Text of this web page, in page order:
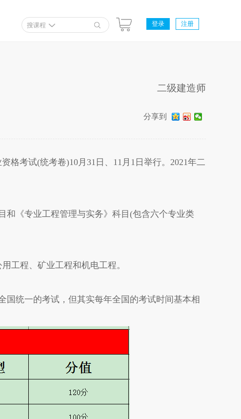
搜课程 登录 注册
二级建造师
分享到
考试(统考卷)10月31日、11月1日举行。2021年二
《专业工程管理与实务》科目(包含六个专业类
程、矿业工程和机电工程。
统一的考试，但其实每年全国的考试时间基本相